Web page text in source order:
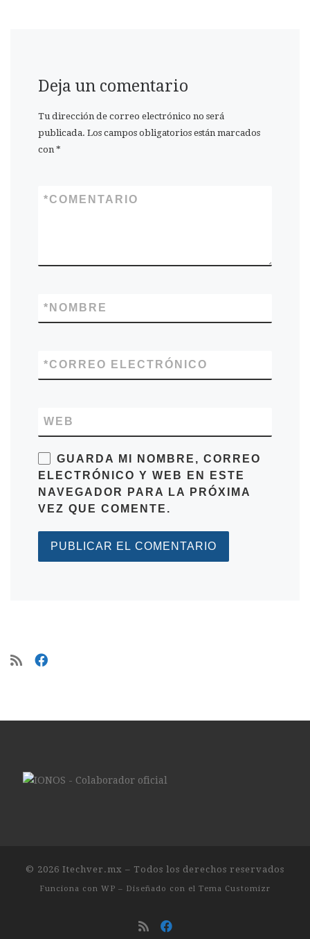
Deja un comentario
Tu dirección de correo electrónico no será
publicada. Los campos obligatorios están marcados
con *
COMENTARIO
*
NOMBRE
*
CORREO ELECTRÓNICO
*
WEB
GUARDA MI NOMBRE, CORREO
ELECTRÓNICO Y WEB EN ESTE
NAVEGADOR PARA LA PRÓXIMA
VEZ QUE COMENTE.
© 2026 Itechver.mx – Todos los derechos reservados
Funciona con WP – Diseñado con el Tema Customizr